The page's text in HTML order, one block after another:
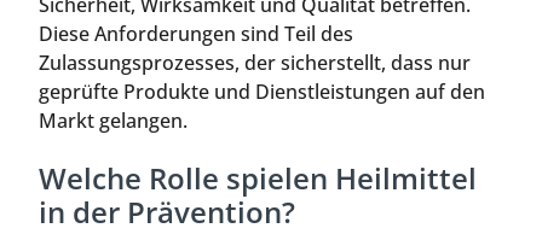
Diese Anforderungen sind Teil des
Zulassungsprozesses, der sicherstellt, dass nur
geprüfte Produkte und Dienstleistungen auf den
Markt gelangen.
Welche Rolle spielen Heilmittel
in der Prävention?